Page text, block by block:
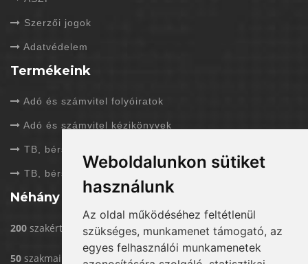
Weboldalunkon sütiket
használunk
Az oldal működéséhez feltétlenül
szükséges, munkamenet támogató, az
egyes felhasználói munkamenetek
Szerzői jogok
Adatvédelem
Termékeink
Adó és számvitel folyóiratok
Adó és számvitel kézikönyvek
TB, bérszámfejtés folyóiratok
TB, bérszámfejtés kézikönyvek
Néhány adat rólunk
200 szakértővel dolgozunk
50 szakmai rendezvény/év